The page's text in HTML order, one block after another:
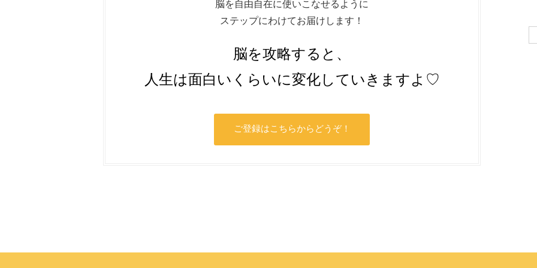
脳を自由自在に使いこなせるように
ステップにわけてお届けします！
脳を攻略すると、
人生は面白いくらいに変化していきますよ♡
ご登録はこちらからどうぞ！